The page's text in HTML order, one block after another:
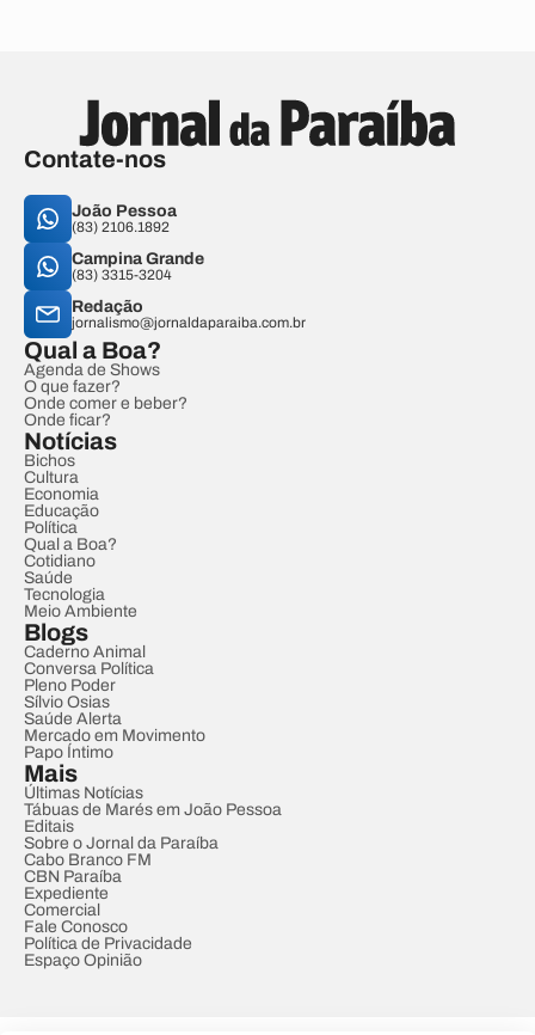
Contate-nos
João Pessoa
(83) 2106.1892
Campina Grande
(83) 3315-3204
Redação
jornalismo@jornaldaparaiba.com.br
Qual a Boa?
Agenda de Shows
O que fazer?
Onde comer e beber?
Onde ficar?
Notícias
Bichos
Cultura
Economia
Educação
Política
Qual a Boa?
Cotidiano
Saúde
Tecnologia
Meio Ambiente
Blogs
Caderno Animal
Conversa Política
Pleno Poder
Sílvio Osias
Saúde Alerta
Mercado em Movimento
Papo Íntimo
Mais
Últimas Notícias
Tábuas de Marés em João Pessoa
Editais
Sobre o Jornal da Paraíba
Cabo Branco FM
CBN Paraíba
Expediente
Comercial
Fale Conosco
Política de Privacidade
Espaço Opinião